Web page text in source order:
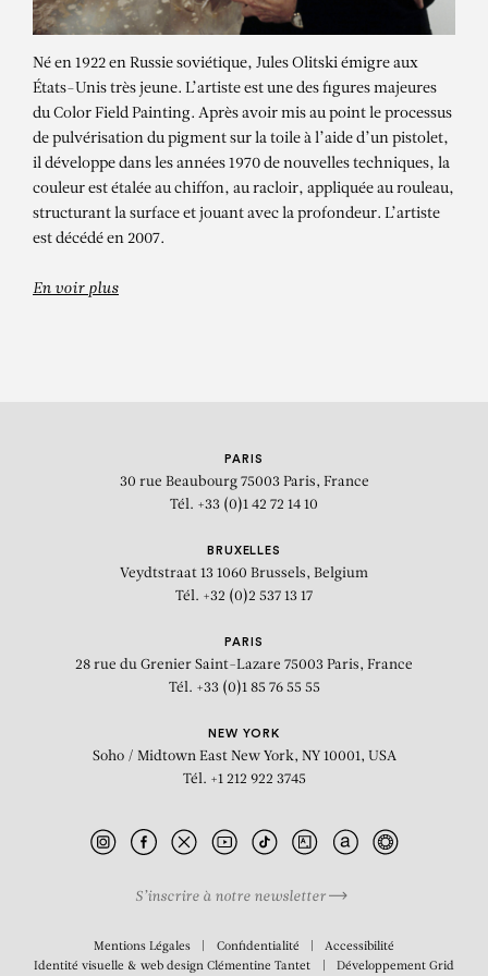
JULES OLITSKI
Né en 1922 en Russie soviétique, Jules Olitski émigre aux
États-Unis très jeune. L’artiste est une des figures majeures
du Color Field Painting. Après avoir mis au point le processus
de pulvérisation du pigment sur la toile à l’aide d’un pistolet,
il développe dans les années 1970 de nouvelles techniques, la
couleur est étalée au chiffon, au racloir, appliquée au rouleau,
structurant la surface et jouant avec la profondeur. L’artiste
est décédé en 2007.
En voir plus
PARIS
30 rue Beaubourg 75003 Paris, France
Tél. +33 (0)1 42 72 14 10
BRUXELLES
Veydtstraat 13 1060 Brussels, Belgium
Tél. +32 (0)2 537 13 17
PARIS
28 rue du Grenier Saint-Lazare 75003 Paris, France
Tél. +33 (0)1 85 76 55 55
NEW YORK
Soho / Midtown East New York, NY 10001, USA
Tél. +1 212 922 3745
S’inscrire à notre newsletter
Mentions Légales Confidentialité
Accessibilité
Identité visuelle & web designClémentine Tantet Développement Grid